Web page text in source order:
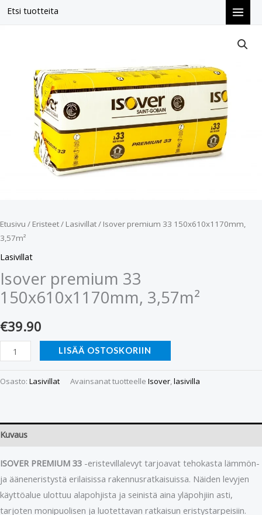
Etsi tuotteita
Siirry
Etusivu / Eristeet/ Lasivillat/ Isover premium 33 150x610x1170mm,
3,57m²
Lasivillat
Isover premium 33
150x610x1170mm, 3,57m²
€39.90
150x610x1170mm,
LISÄÄ OSTOSKORIIN
Osasto: Lasivillat Avainsanat tuotteelle Isover,lasivilla
Kuvaus
ISOVER PREMIUM 33 -eristevillalevyt tarjoavat tehokasta lämmön-
ja ääneneristystä erilaisissa rakennusratkaisuissa. Näiden levyjen
käyttöalue ulottuu alapohjista ja seinistä aina yläpohjiin asti,
tarjoten monipuolisen ja luotettavan ratkaisun eristystarpeisiin.